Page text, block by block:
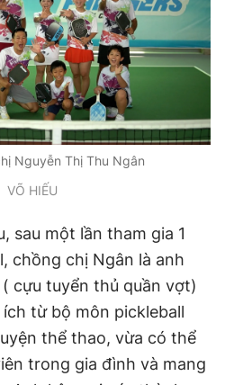
Nguyễn Thị Thu Ngân
VÕ HIẾU
sau một lần tham gia 1
chồng chị Ngân là anh
cựu tuyển thủ quần vợt)
từ bộ môn pickleball
thể thao, vừa có thể
trong gia đình và mang